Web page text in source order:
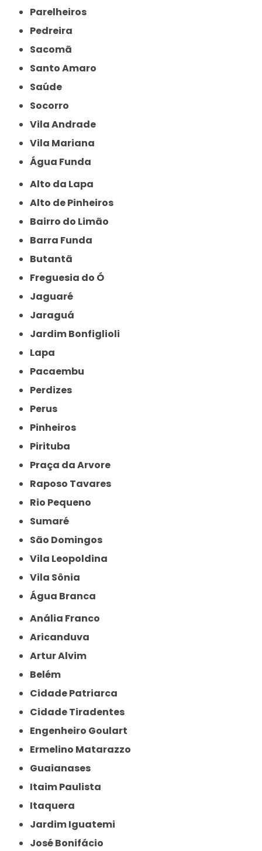
Parelheiros
Pedreira
Sacomã
Santo Amaro
Saúde
Socorro
Vila Andrade
Vila Mariana
Água Funda
Alto da Lapa
Alto de Pinheiros
Bairro do Limão
Barra Funda
Butantã
Freguesia do Ó
Jaguaré
Jaraguá
Jardim Bonfiglioli
Lapa
Pacaembu
Perdizes
Perus
Pinheiros
Pirituba
Praça da Arvore
Raposo Tavares
Rio Pequeno
Sumaré
São Domingos
Vila Leopoldina
Vila Sônia
Água Branca
Anália Franco
Aricanduva
Artur Alvim
Belém
Cidade Patriarca
Cidade Tiradentes
Engenheiro Goulart
Ermelino Matarazzo
Guaianases
Itaim Paulista
Itaquera
Jardim Iguatemi
José Bonifácio